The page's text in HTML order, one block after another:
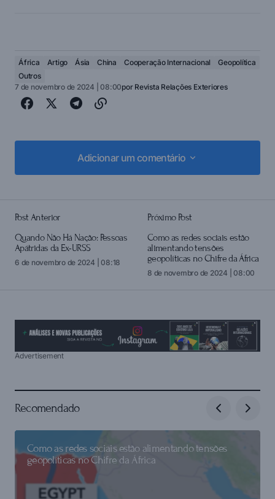
África Artigo Ásia China Cooperação Internacional
Geopolítica
Outros
7 de novembro de 2024 | 08:00por Revista Relações Exteriores
Adicionar um comentário
Adicionar um comentário
Post Anterior
Quando Não Há Nação: Pessoas
Apátridas da Ex-URSS
6 de novembro de 2024 | 08:18
Próximo Post
Como as redes sociais estão
alimentando tensões
geopolíticas no Chifre da África
8 de novembro de 2024 | 08:00
Advertisement
Recomendado
Como as redes sociais estão alimentando tensões
geopolíticas no Chifre da África